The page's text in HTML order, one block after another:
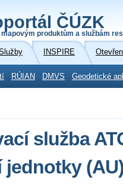
ČÚZK
produktům a službám
INSPIRE
RÚIAN DMVS Geodetické
služba
jednotky